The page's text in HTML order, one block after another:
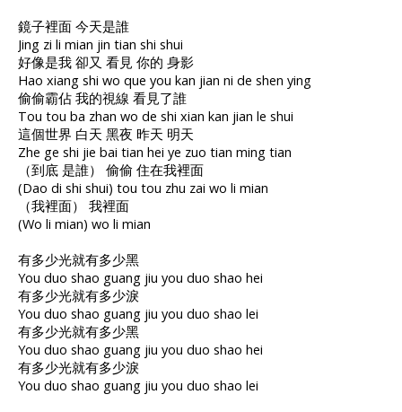
鏡子裡面 今天是誰
Jing zi li mian jin tian shi shui
好像是我 卻又 看見 你的 身影
Hao xiang shi wo que you kan jian ni de shen ying
偷偷霸佔 我的視線 看見了誰
Tou tou ba zhan wo de shi xian kan jian le shui
這個世界 白天 黑夜 昨天 明天
Zhe ge shi jie bai tian hei ye zuo tian ming tian
（到底 是誰） 偷偷 住在我裡面
(Dao di shi shui) tou tou zhu zai wo li mian
（我裡面） 我裡面
(Wo li mian) wo li mian
有多少光就有多少黑
You duo shao guang jiu you duo shao hei
有多少光就有多少淚
You duo shao guang jiu you duo shao lei
有多少光就有多少黑
You duo shao guang jiu you duo shao hei
有多少光就有多少淚
You duo shao guang jiu you duo shao lei